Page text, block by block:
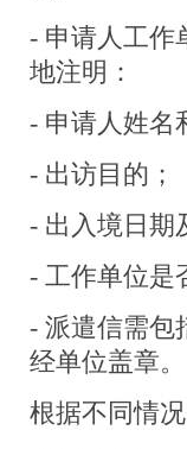
- 申请人工作
地注明：
- 申请人姓名
- 出访目的；
- 出入境日期
- 工作单位是
- 派遣信需包
经单位盖章。
根据不同情